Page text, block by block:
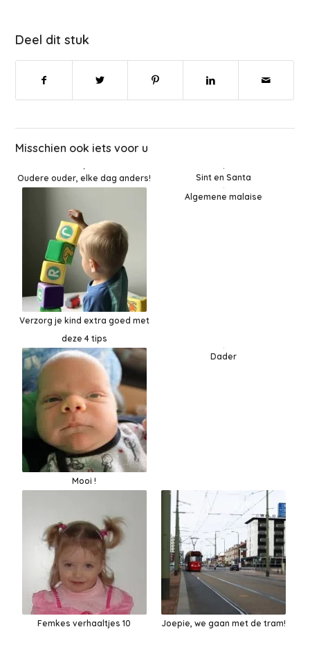
Deel dit stuk
Misschien ook iets voor u
Oudere ouder, elke dag anders! Sint en Santa
Verzorg je kind extra goed met
deze 4 tips
Algemene malaise
Mooi !
Dader
Femkes verhaaltjes 10 Joepie, we gaan met de tram!